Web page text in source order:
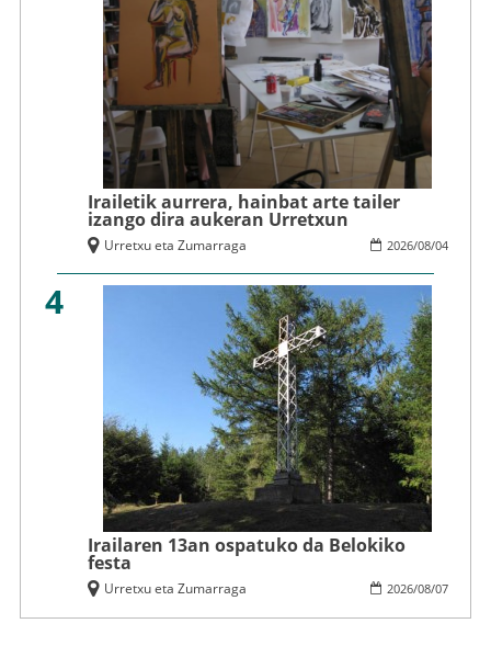
Irailetik aurrera, hainbat arte tailer
izango dira aukeran Urretxun
2026/08/04
Urretxu eta Zumarraga
4
Irailaren 13an ospatuko da Belokiko
festa
2026/08/07
Urretxu eta Zumarraga